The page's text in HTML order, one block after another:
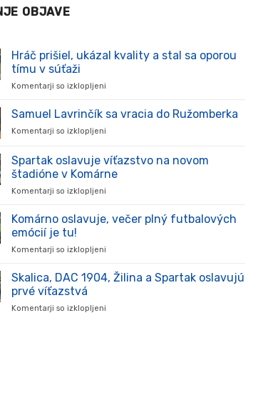
OBJAVE
Hráč prišiel, ukázal kvality a stal sa oporou
tímu v súťaži
Komentarji so izklopljeni
prišiel,
stal
sa
súťaži
Samuel Lavrinčík sa vracia do Ružomberka
Komentarji so izklopljeni
Lavrinčík
vracia
Spartak oslavuje víťazstvo na novom
štadióne v Komárne
Komentarji so izklopljeni
oslavuje
v
Komárno oslavuje, večer plný futbalových
emócií je tu!
Komentarji so izklopljeni
oslavuje,
Skalica, DAC 1904, Žilina a Spartak oslavujú
prvé víťazstvá
Komentarji so izklopljeni